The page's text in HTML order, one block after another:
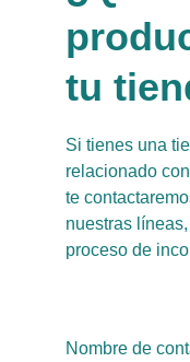
Nombre de
tu
Si tienes una
relacionado
te
nuestras
proceso de